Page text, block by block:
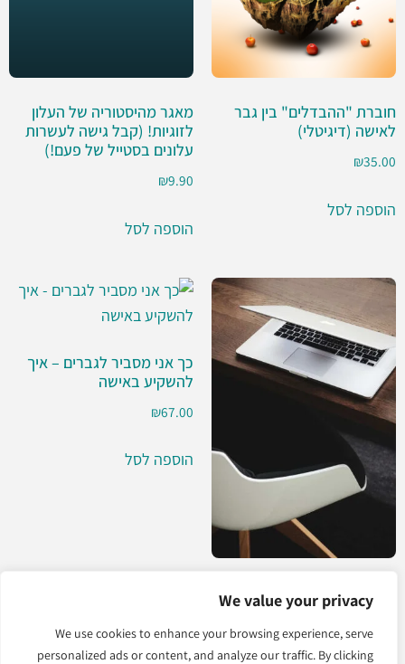
We value your privacy
We use cookies to enhance your browsing experience, serve
personalized ads or content, and analyze our traffic. By clicking
חוברת "ההבדלים" בין גבר
לאישה (דיגיטלי)
₪35.00
הוספה לסל
מאגר מהיסטוריה של העלון
לזוגיות! (קבל גישה לעשרות
עלונים בסטייל של פעם!)
₪9.90
הוספה לסל
קורס טלפוני מגננט הזוגיות
(לגברים)
₪590.00
כך אני מסביר לגברים – איך
להשקיע באישה
₪67.00
הוספה לסל